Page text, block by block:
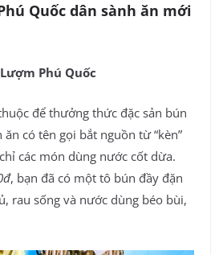
Quốc dân sành ăn mới
Phú Quốc
để thưởng thức đặc sản bún
có tên gọi bắt nguồn từ “kèn”
các món dùng nước cốt dừa.
, bạn đã có một tô bún đầy đặn
rau sống và nước dùng béo bùi,